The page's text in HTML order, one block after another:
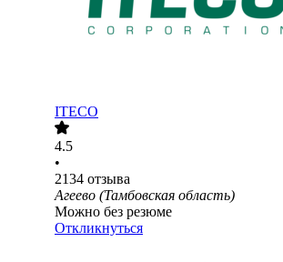
ITECO
4.5
•
2134 отзыва
Агеево (Тамбовская область)
Можно без резюме
Откликнуться